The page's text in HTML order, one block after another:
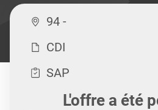
94 -
CDI
SAP
L'offre a été